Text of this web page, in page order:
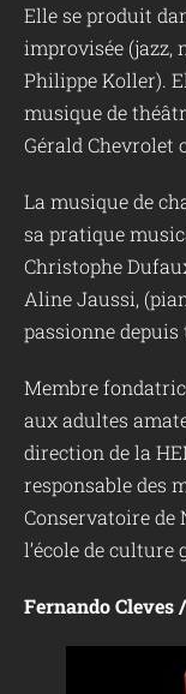
Elle se produit
improvisée (jazz,
Philippe Koller).
musique de
Gérald Chevrolet
La musique de
sa pratique
Christophe
Aline Jaussi,
passionne depuis
Membre
aux adultes
direction de la
responsable des
Conservatoire de
l’école de culture
Fernando Cleves